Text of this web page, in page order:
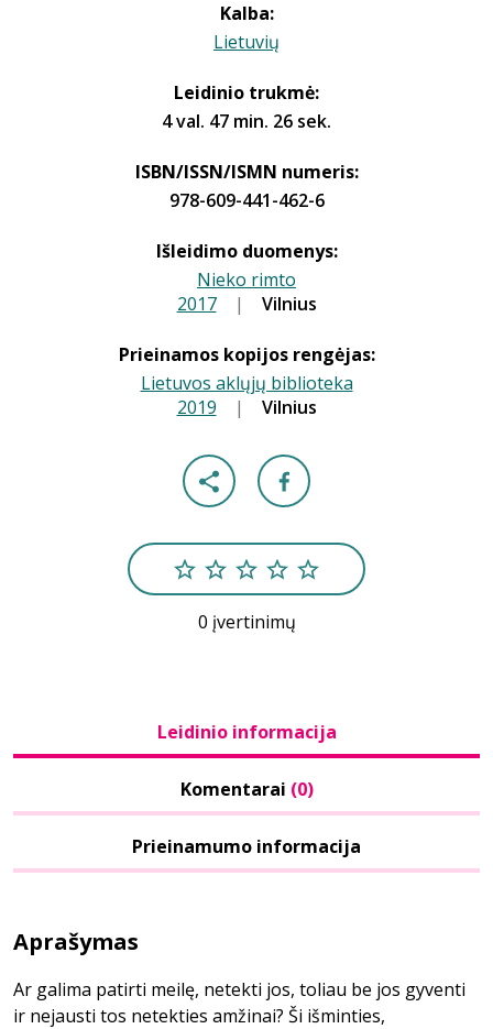
Kalba:
Lietuvių
Leidinio trukmė:
4 val. 47 min. 26 sek.
ISBN/ISSN/ISMN numeris:
978-609-441-462-6
Išleidimo duomenys:
Nieko rimto
2017 | Vilnius
Prieinamos kopijos rengėjas:
Lietuvos aklųjų biblioteka
2019 | Vilnius
0 įvertinimų
Leidinio informacija
Komentarai (0)
Prieinamumo informacija
Aprašymas
Ar galima patirti meilę, netekti jos, toliau be jos gyventi
ir nejausti tos netekties amžinai? Ši išminties,